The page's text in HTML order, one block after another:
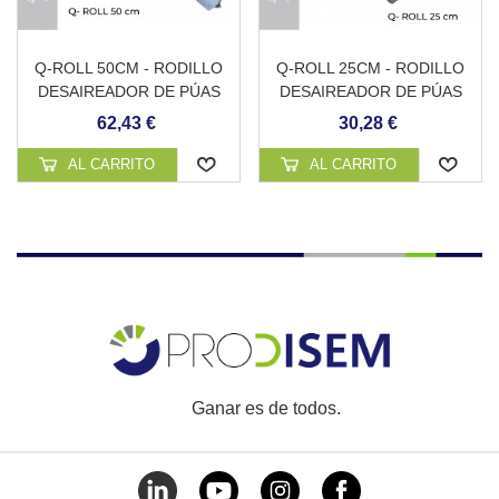
Q-ROLL 50CM - RODILLO
DESAIREADOR DE PÚAS
CON PROTECCIÓN
ADAPTADOR PARA
PÉRTIGA
62,43 €
AL CARRITO
Q-ROLL 25CM - RODILLO
DESAIREADOR DE PÚAS
CON MANGO
30,28 €
AL CARRITO
Ganar es de todos.